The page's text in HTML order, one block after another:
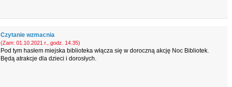
Czytanie wzmacnia
(Zam: 01.10.2021 r., godz. 14.35)
Pod tym hasłem miejska biblioteka włącza się w doroczną akcję Noc Bibliotek.
Będą atrakcje dla dzieci i dorosłych.